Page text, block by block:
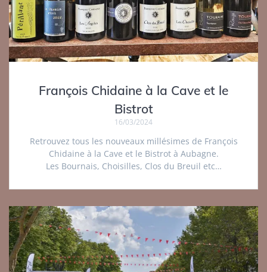
François Chidaine à la Cave et le
Bistrot
16/03/2024
Retrouvez tous les nouveaux millésimes de François
Chidaine à la Cave et le Bistrot à Aubagne.
Les Bournais, Choisilles, Clos du Breuil etc…